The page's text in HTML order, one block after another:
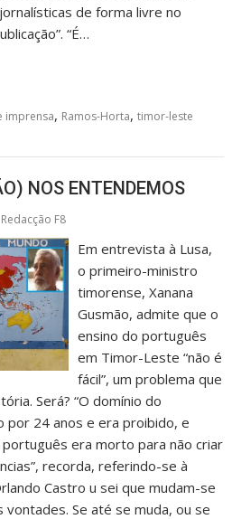
de forma livre no
“É…
imprensa, Ramos-Horta,timor-leste
NOS ENTENDEMOS
Redacção F8
Em entrevista à Lusa,
o primeiro-ministro
timorense, Xanana
Gusmão, admite que o
ensino do português
em Timor-Leste “não é
fácil”, um problema que
Será? “O domínio do
24 anos e era proibido, e
era morto para não criar
recorda, referindo-se à
Castro u sei que mudam-se
Se até se muda, ou se